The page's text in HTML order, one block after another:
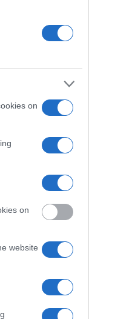
on
on
website
mihin käyttötarkoituksiin voimme
luovuttaa tietojaan)
ja liitännäisten
Oy:n asiakastiedot
ja tietoja käytetään
tarvitsemat tiedot.
vaatimusten mukaisesti.
kautta.
palveluiden
Henkilötietojen
ylläpitäjälle.